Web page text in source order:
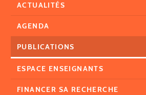
ACTUALITÉS
AGENDA
PUBLICATIONS
ESPACE ENSEIGNANTS
FINANCER SA RECHERCHE